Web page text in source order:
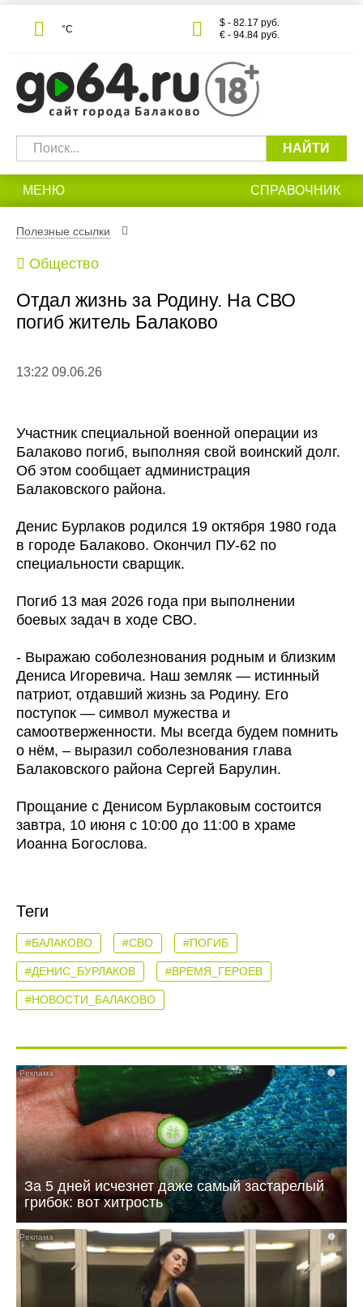
°С
$ - 82.17 руб.
€ - 94.84 руб.
НАЙТИ
МЕНЮ СПРАВОЧНИК
Полезные ссылки
Общество
Отдал жизнь за Родину. На СВО
погиб житель Балаково
13:22 09.06.26
Участник специальной военной операции из
Балаково погиб, выполняя свой воинский долг.
Об этом сообщает администрация
Балаковского района.
Денис Бурлаков родился 19 октября 1980 года
в городе Балаково. Окончил ПУ-62 по
специальности сварщик.
Погиб 13 мая 2026 года при выполнении
боевых задач в ходе СВО.
- Выражаю соболезнования родным и близким
Дениса Игоревича. Наш земляк — истинный
патриот, отдавший жизнь за Родину. Его
поступок — символ мужества и
самоотверженности. Мы всегда будем помнить
о нём, – выразил соболезнования глава
Балаковского района Сергей Барулин.
Прощание с Денисом Бурлаковым состоится
завтра, 10 июня с 10:00 до 11:00 в храме
Иоанна Богослова.
Теги
#БАЛАКОВО #СВО #ПОГИБ
#ДЕНИС_БУРЛАКОВ #ВРЕМЯ_ГЕРОЕВ
#НОВОСТИ_БАЛАКОВО
i
За 5 дней исчезнет даже самый застарелый
грибок: вот хитрость
i